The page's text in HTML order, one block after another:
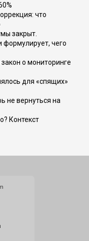
что
закрыт.
формулирует, чего
о мониторинге
для «спящих»
не вернуться на
Контекст